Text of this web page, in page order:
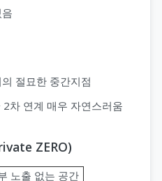
절묘한 중간지점
차 연계 매우 자연스러움
ZERO)
노출 없는 공간